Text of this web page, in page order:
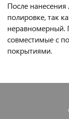
После
полировке, так
неравномерный.
совместимые с
покрытиями.